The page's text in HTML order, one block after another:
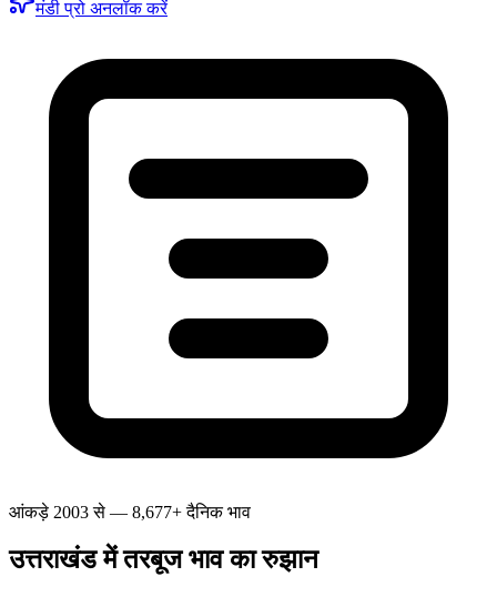
मंडी प्रो अनलॉक करें
आंकड़े 2003 से — 8,677+ दैनिक भाव
उत्तराखंड में तरबूज भाव का रुझान